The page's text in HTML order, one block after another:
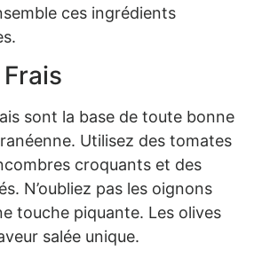
ces ingrédients
sont la base de toute bonne
Utilisez des tomates
croquants et des
N’oubliez pas les oignons
touche piquante. Les olives
salée unique.